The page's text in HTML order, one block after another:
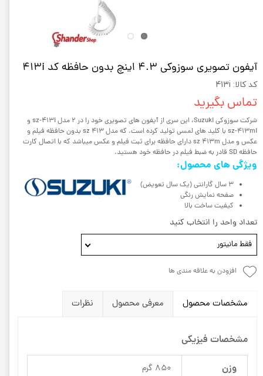
آیفون تصویری سوزوکی 4.3 اینچ بدون حافظه کد 413i
کد کالا: 413i
تماس بگیرید
شرکت سوزوکی Suzuki، این سری از آیفون های تصویری خود را در 2 مدل sz-413i و
sz-413mi با کلید های لمسی تولید کرده است. که مدل sz 413 بدون حافظه فیلم و
عکس و مدل sz 413m دارای حافظه برای ثبت فیلم و عکس میباشد که با اتصال کارت
حافظه SD قادر به ضبط فیلم در حافظه خود هستید.
ویژگی های محصول:
3 سال گارانتی (یک سال تعویض)
صفحه نمایش رنگی
کیفیت ساخت بالا
تعداد واحد را انتخاب کنید
فقط مانیتور
افزودن به علاقه مندی ها
مشخصات محصول معرفی محصول نظرات
مشخصات فیزیکی
وزن 850 گرم